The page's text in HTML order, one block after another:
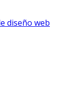
diseño web